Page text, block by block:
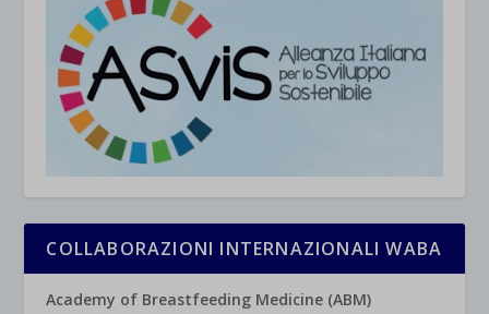
COLLABORAZIONI INTERNAZIONALI WABA
Academy of Breastfeeding Medicine (ABM)